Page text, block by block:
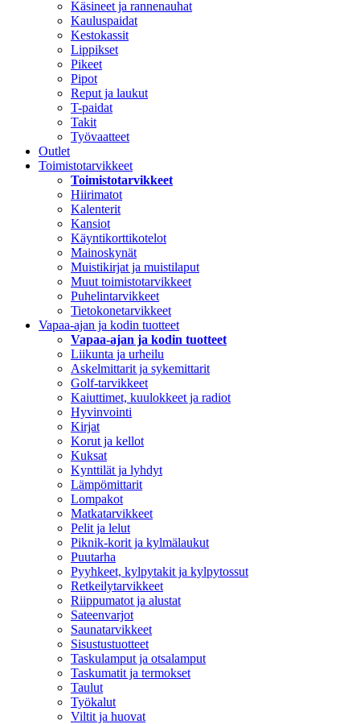
Käsineet ja rannenauhat
Kauluspaidat
Kestokassit
Lippikset
Pikeet
Pipot
Reput ja laukut
T-paidat
Takit
Työvaatteet
Outlet
Toimistotarvikkeet
Toimistotarvikkeet
Hiirimatot
Kalenterit
Kansiot
Käyntikorttikotelot
Mainoskynät
Muistikirjat ja muistilaput
Muut toimistotarvikkeet
Puhelintarvikkeet
Tietokonetarvikkeet
Vapaa-ajan ja kodin tuotteet
Vapaa-ajan ja kodin tuotteet
Liikunta ja urheilu
Askelmittarit ja sykemittarit
Golf-tarvikkeet
Kaiuttimet, kuulokkeet ja radiot
Hyvinvointi
Kirjat
Korut ja kellot
Kuksat
Kynttilät ja lyhdyt
Lämpömittarit
Lompakot
Matkatarvikkeet
Pelit ja lelut
Piknik-korit ja kylmälaukut
Puutarha
Pyyhkeet, kylpytakit ja kylpytossut
Retkeilytarvikkeet
Riippumatot ja alustat
Sateenvarjot
Saunatarvikkeet
Sisustustuotteet
Taskulamput ja otsalamput
Taskumatit ja termokset
Taulut
Työkalut
Viltit ja huovat